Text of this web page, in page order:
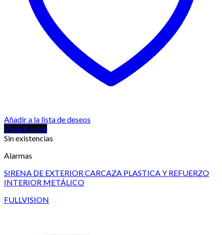
Añadir a la lista de deseos
Vista Rápida
Sin existencias
Alarmas
SIRENA DE EXTERIOR CARCAZA PLASTICA Y REFUERZO
INTERIOR METÁLICO
FULLVISION